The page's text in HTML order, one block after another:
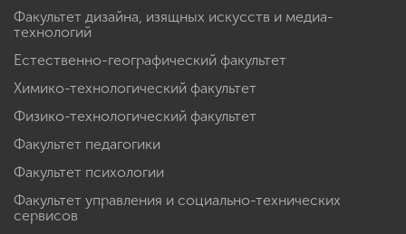
Факультет дизайна, изящных искусств и медиа-
технологий
Естественно-географический факультет
Химико-технологический факультет
Физико-технологический факультет
Факультет педагогики
Факультет психологии
Факультет управления и социально-технических
сервисов